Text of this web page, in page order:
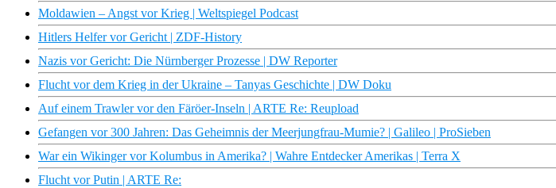
Moldawien – Angst vor Krieg | Weltspiegel Podcast
Hitlers Helfer vor Gericht | ZDF-History
Nazis vor Gericht: Die Nürnberger Prozesse | DW Reporter
Flucht vor dem Krieg in der Ukraine – Tanyas Geschichte | DW Doku
Auf einem Trawler vor den Färöer-Inseln | ARTE Re: Reupload
Gefangen vor 300 Jahren: Das Geheimnis der Meerjungfrau-Mumie? | Galileo | ProSieben
War ein Wikinger vor Kolumbus in Amerika? | Wahre Entdecker Amerikas | Terra X
Flucht vor Putin | ARTE Re: